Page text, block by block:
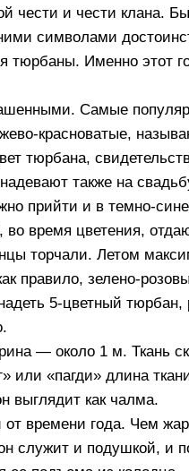
и чести клана.
символами
Именно этот
Самые
красноватые,
тюрбана,
также на
прийти и в темно-
время цветения,
торчали. Летом
правило, зелено-
5-цветный
— около 1 м. Ткань
или «пагди» длина
выглядит как чалма.
времени года. Чем
он служит и подушкой,